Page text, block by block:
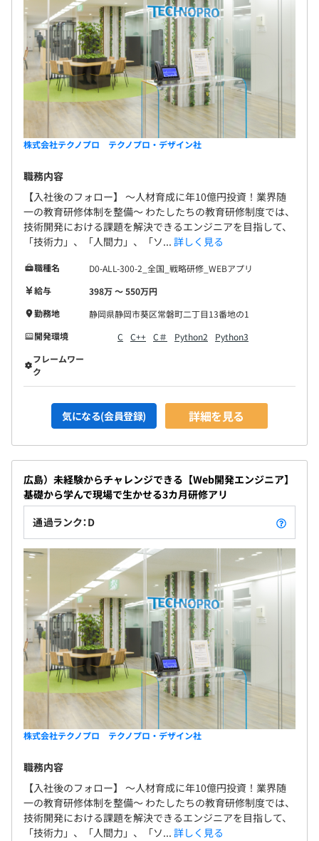
株式会社テクノプロ テクノプロ・デザイン社
職務内容
【入社後のフォロー】 〜人材育成に年10億円投資！業界随
一の教育研修体制を整備〜 わたしたちの教育研修制度では、
技術開発における課題を解決できるエンジニアを目指して、
「技術力」、「人間力」、「ソ... 詳しく見る
職種名
D0-ALL-300-2_全国_戦略研修_WEBアプリ
給与
398万 〜 550万円
勤務地
静岡県静岡市葵区常磐町二丁目13番地の1
開発環境
C C++ C＃ Python2
Python3
フレームワー
ク
気になる(会員登録) 詳細を見る
広島）未経験からチャレンジできる【Web開発エンジニア】
基礎から学んで現場で生かせる3カ月研修アリ
通過ランク：D
株式会社テクノプロ テクノプロ・デザイン社
職務内容
【入社後のフォロー】 〜人材育成に年10億円投資！業界随
一の教育研修体制を整備〜 わたしたちの教育研修制度では、
技術開発における課題を解決できるエンジニアを目指して、
「技術力」、「人間力」、「ソ... 詳しく見る